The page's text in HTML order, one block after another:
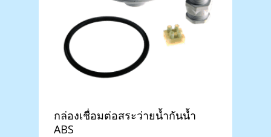
กล่องเชื่อมต่อสระว่ายน้ำกันน้ำ
ABS